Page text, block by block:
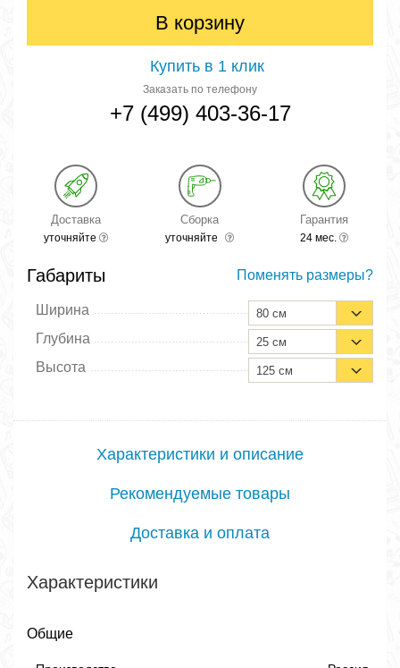
В корзину
Купить в 1 клик
Заказать по телефону
+7 (499) 403-36-17
Доставка
уточняйте
Сборка
уточняйте
Гарантия
24 мес.
Габариты Поменять размеры?
Ширина 80 см
Глубина 25 см
Высота 125 см
Характеристики и описание
Рекомендуемые товары
Доставка и оплата
Характеристики
Общие